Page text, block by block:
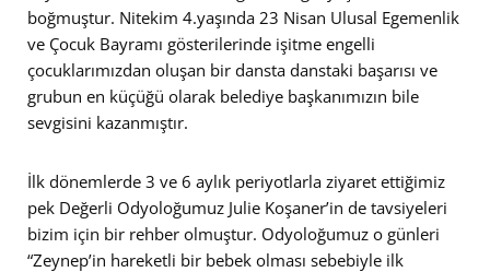
boğmuştur. Nitekim 4.yaşında 23 Nisan Ulusal Egemenlik
ve Çocuk Bayramı gösterilerinde işitme engelli
çocuklarımızdan oluşan bir dansta danstaki başarısı ve
grubun en küçüğü olarak belediye başkanımızın bile
sevgisini kazanmıştır.
İlk dönemlerde 3 ve 6 aylık periyotlarla ziyaret ettiğimiz
pek Değerli Odyoloğumuz Julie Koşaner’in de tavsiyeleri
bizim için bir rehber olmuştur. Odyoloğumuz o günleri
“Zeynep’in hareketli bir bebek olması sebebiyle ilk